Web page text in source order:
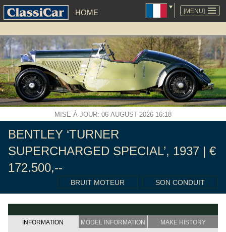
[MENU]
HOME
ALLER
AU
CONTENU
MISE À JOUR: 06-AUGUST-2026 16:18
BENTLEY ‘TURNER
SUPERCHARGED SPECIAL’, 1937 | €
172.500,--
BRUIT MOTEUR SON CONDUIT
INFORMATION MODEL INFORMATION MAKE HISTORY